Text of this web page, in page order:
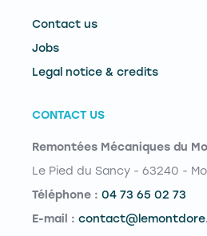
Contact us
Jobs
Legal notice & credits
CONTACT US
Remontées Mécaniques du
Le Pied du Sancy - 63240 -
Téléphone : 04 73 65 02 73
E-mail :